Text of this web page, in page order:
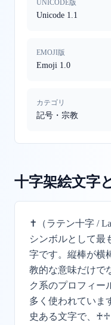
UNICODE版
Unicode 1.1
EMOJI版
Emoji 1.0
カテゴリ
記号・宗教
十字架絵文字
✝️（ラテン十字 /
シンボルとして最
字です。縦棒が横
教的な意味だけで
ク系のプロフィー
多く使われていま
史ある文字で、